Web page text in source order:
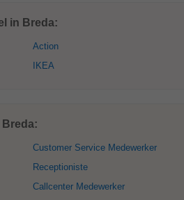
in Breda:
Action
IKEA
Customer Service Medewerker
Receptioniste
Callcenter Medewerker